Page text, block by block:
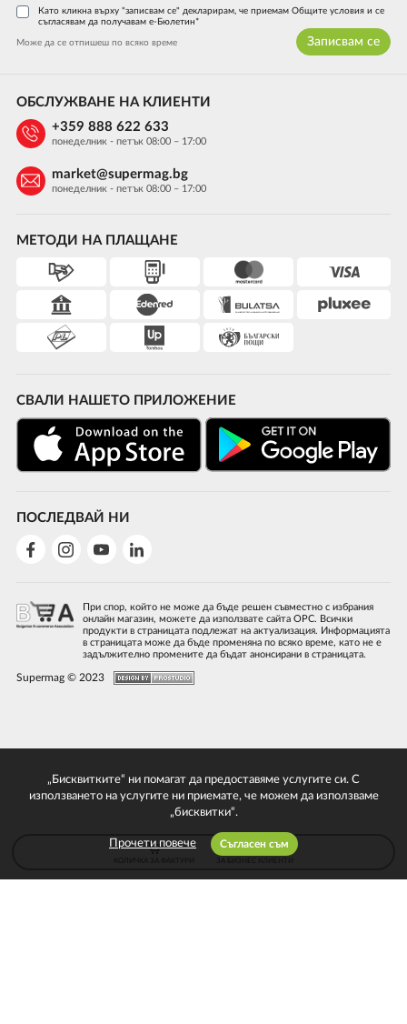
Като кликна върху "записвам се" декларирам, че приемам Общите условия и се
съгласявам да получавам е-Бюлетин*
Може да се отпишеш по всяко време Записвам се
МЕТОДИ НА ПЛАЩАНЕ
СВАЛИ НАШЕТО ПРИЛОЖЕНИЕ
ПОСЛЕДВАЙ НИ
ОБСЛУЖВАНЕ НА КЛИЕНТИ
+359 888 622 633
понеделник - петък 08:00 – 17:00
market@supermag.bg
понеделник - петък 08:00 – 17:00
При спор, който не може да бъде решен съвместно с избрания
онлайн магазин, можете да използвате сайта ОРС. Всички
продукти в страницата подлежат на актуализация. Информацията
в страницата може да бъде променяна по всяко време, като не е
задължително промените да бъдат анонсирани в страницата.
Supermag © 2023
„Бисквитките“ ни помагат да предоставяме услугите си. С
използването на услугите ни приемате, че можем да използваме
„бисквитки“.
Прочети повече Съгласен съм